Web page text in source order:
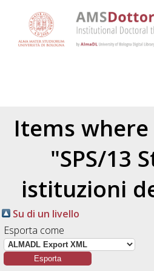
Items
"SPS/13
istituzioni
Su di un livello
Esporta come